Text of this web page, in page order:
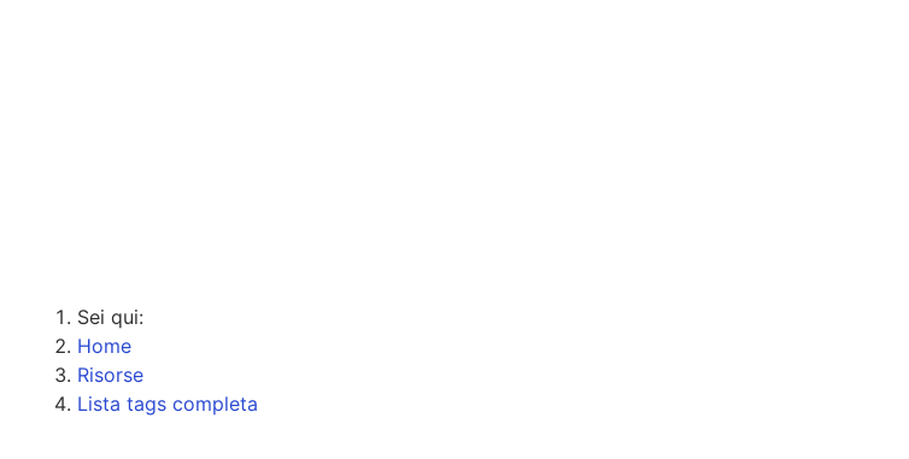
Sei qui:
Home
Risorse
Lista tags completa